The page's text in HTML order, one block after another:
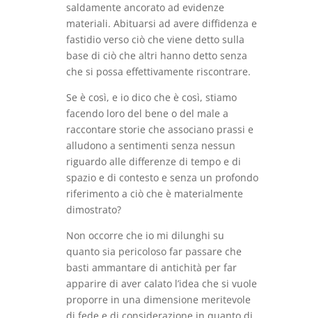
saldamente ancorato ad evidenze
materiali. Abituarsi ad avere diffidenza e
fastidio verso ciò che viene detto sulla
base di ciò che altri hanno detto senza
che si possa effettivamente riscontrare.
Se è così, e io dico che è così, stiamo
facendo loro del bene o del male a
raccontare storie che associano prassi e
alludono a sentimenti senza nessun
riguardo alle differenze di tempo e di
spazio e di contesto e senza un profondo
riferimento a ciò che è materialmente
dimostrato?
Non occorre che io mi dilunghi su
quanto sia pericoloso far passare che
basti ammantare di antichità per far
apparire di aver calato l’idea che si vuole
proporre in una dimensione meritevole